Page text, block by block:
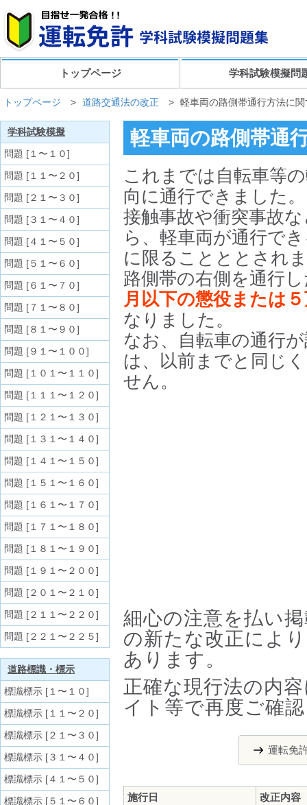
トップページ 学科試験模擬問
トップページ > 道路交通法の改正 > 軽車両の路側帯通行方法に
軽車両の路側帯通
これまでは自転車等
向に通行できました
接触事故や衝突事故
ら、軽車両が通行で
に限ることととされ
路側帯の右側を通行
月以下の懲役または
なりました。
なお、自転車の通行
は、以前までと同じ
せん。
細心の注意を払い
の新たな改正によ
あります。
正確な現行法の内
イト等で再度ご確
運転免
施行日 改正内容
学科試験模擬
問題 [１〜１０]
問題 [１１〜２０]
問題 [２１〜３０]
問題 [３１〜４０]
問題 [４１〜５０]
問題 [５１〜６０]
問題 [６１〜７０]
問題 [７１〜８０]
問題 [８１〜９０]
問題 [９１〜１００]
問題 [１０１〜１１０]
問題 [１１１〜１２０]
問題 [１２１〜１３０]
問題 [１３１〜１４０]
問題 [１４１〜１５０]
問題 [１５１〜１６０]
問題 [１６１〜１７０]
問題 [１７１〜１８０]
問題 [１８１〜１９０]
問題 [１９１〜２００]
問題 [２０１〜２１０]
問題 [２１１〜２２０]
問題 [２２１〜２２５]
道路標識・標示
標識標示 [１〜１０]
標識標示 [１１〜２０]
標識標示 [２１〜３０]
標識標示 [３１〜４０]
標識標示 [４１〜５０]
標識標示 [５１〜６０]